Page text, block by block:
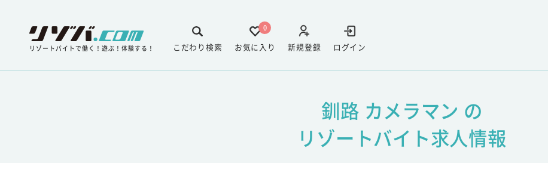
リゾートバイトで働く！遊ぶ！体験する！ ログイン
新規登録
0
お気に入り
こだわり検索
釧路 カメラマン の
リゾートバイト求人情報